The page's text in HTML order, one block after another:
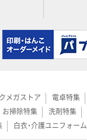
メガストア 電卓特集
お掃除特集 洗剤特集
白衣・介護ユニフォー